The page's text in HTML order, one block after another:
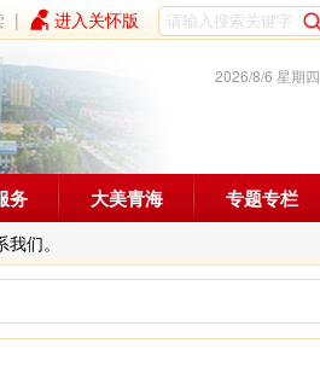
| 进入关怀版
2026/8/6 星期四
们。
务 大美青海 专题专栏